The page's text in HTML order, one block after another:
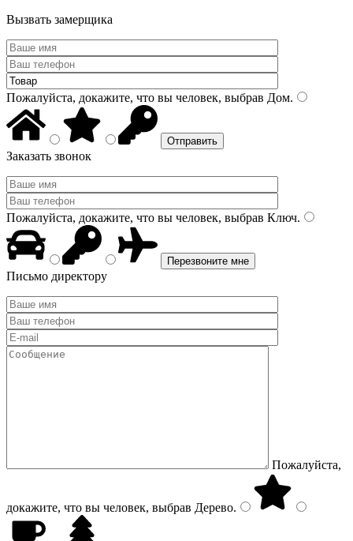
Вызвать замерщика
Пожалуйста, докажите, что вы человек, выбрав Дом.
Заказать звонок
Пожалуйста, докажите, что вы человек, выбрав Ключ.
Письмо директору
Пожалуйста,
докажите, что вы человек, выбрав Дерево.